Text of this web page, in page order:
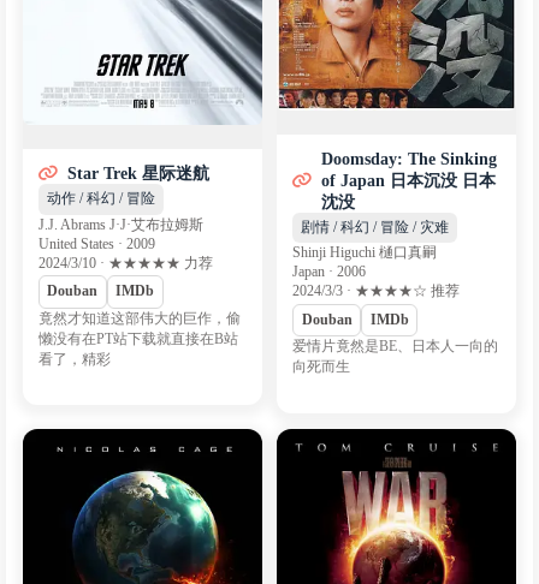
Star Trek 星际迷航
动作 / 科幻 / 冒险
J.J. Abrams J·J·艾布拉姆斯
United States · 2009
2024/3/10 · ★★★★★ 力荐
Douban
IMDb
竟然才知道这部伟大的巨作，偷
懒没有在PT站下载就直接在B站
看了，精彩
Doomsday: The Sinking
of Japan 日本沉没 日本
沈没
剧情 / 科幻 / 冒险 / 灾难
Shinji Higuchi 樋口真嗣
Japan · 2006
2024/3/3 · ★★★★☆ 推荐
Douban
IMDb
爱情片竟然是BE、日本人一向的
向死而生